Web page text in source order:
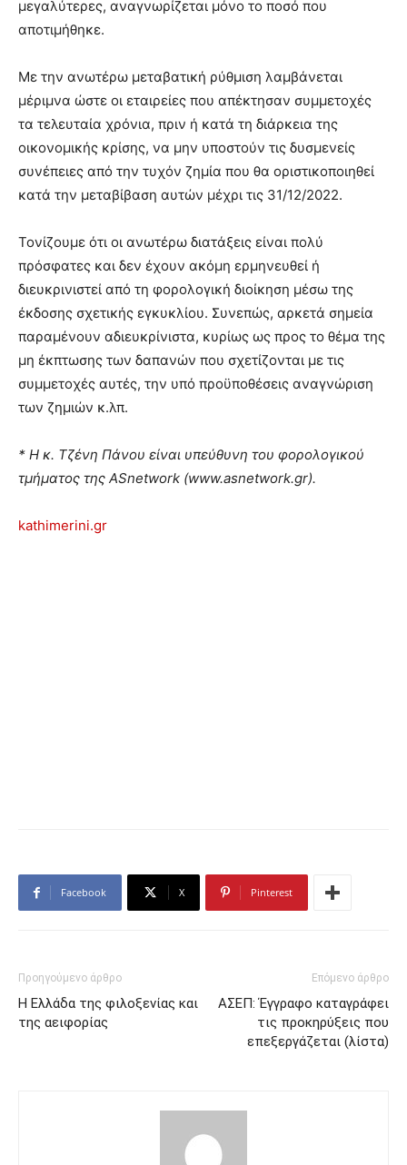
μεγαλύτερες, αναγνωρίζεται μόνο το ποσό που
αποτιμήθηκε.
Με την ανωτέρω μεταβατική ρύθμιση λαμβάνεται
μέριμνα ώστε οι εταιρείες που απέκτησαν συμμετοχές
τα τελευταία χρόνια, πριν ή κατά τη διάρκεια της
οικονομικής κρίσης, να μην υποστούν τις δυσμενείς
συνέπειες από την τυχόν ζημία που θα οριστικοποιηθεί
κατά την μεταβίβαση αυτών μέχρι τις 31/12/2022.
Τονίζουμε ότι οι ανωτέρω διατάξεις είναι πολύ
πρόσφατες και δεν έχουν ακόμη ερμηνευθεί ή
διευκρινιστεί από τη φορολογική διοίκηση μέσω της
έκδοσης σχετικής εγκυκλίου. Συνεπώς, αρκετά σημεία
παραμένουν αδιευκρίνιστα, κυρίως ως προς το θέμα της
μη έκπτωσης των δαπανών που σχετίζονται με τις
συμμετοχές αυτές, την υπό προϋποθέσεις αναγνώριση
των ζημιών κ.λπ.
* Η κ. Τζένη Πάνου είναι υπεύθυνη του φορολογικού
τμήματος της ASnetwork (www.asnetwork.gr).
kathimerini.gr
Facebook X Pinterest
Προηγούμενο άρθρο
Η Ελλάδα της φιλοξενίας και
της αειφορίας
Επόμενο άρθρο
ΑΣΕΠ: Έγγραφο καταγράφει
τις προκηρύξεις που
επεξεργάζεται (λίστα)